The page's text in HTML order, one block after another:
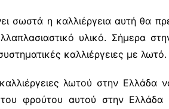
σωστά η καλλιέργεια αυτή θα
υλικό. Σήμερα
καλλιέργειες με λωτό.
λωτού στην Ελλάδα
φρούτου αυτού στην Ελλάδα